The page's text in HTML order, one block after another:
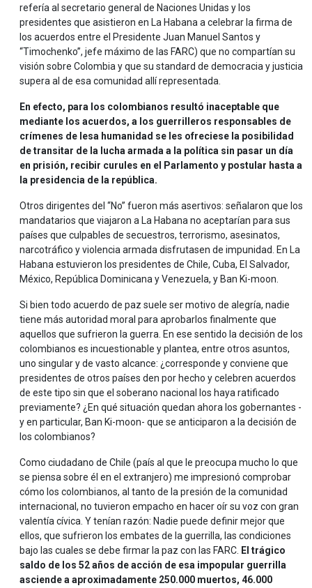
refería al secretario general de Naciones Unidas y los
presidentes que asistieron en La Habana a celebrar la firma de
los acuerdos entre el Presidente Juan Manuel Santos y
“Timochenko”, jefe máximo de las FARC) que no compartían su
visión sobre Colombia y que su standard de democracia y justicia
supera al de esa comunidad allí representada.
En efecto, para los colombianos resultó inaceptable que
mediante los acuerdos, a los guerrilleros responsables de
crímenes de lesa humanidad se les ofreciese la posibilidad
de transitar de la lucha armada a la política sin pasar un día
en prisión, recibir curules en el Parlamento y postular hasta a
la presidencia de la república.
Otros dirigentes del “No” fueron más asertivos: señalaron que los
mandatarios que viajaron a La Habana no aceptarían para sus
países que culpables de secuestros, terrorismo, asesinatos,
narcotráfico y violencia armada disfrutasen de impunidad. En La
Habana estuvieron los presidentes de Chile, Cuba, El Salvador,
México, República Dominicana y Venezuela, y Ban Ki-moon.
Si bien todo acuerdo de paz suele ser motivo de alegría, nadie
tiene más autoridad moral para aprobarlos finalmente que
aquellos que sufrieron la guerra. En ese sentido la decisión de los
colombianos es incuestionable y plantea, entre otros asuntos,
uno singular y de vasto alcance: ¿corresponde y conviene que
presidentes de otros países den por hecho y celebren acuerdos
de este tipo sin que el soberano nacional los haya ratificado
previamente? ¿En qué situación quedan ahora los gobernantes -
y en particular, Ban Ki-moon- que se anticiparon a la decisión de
los colombianos?
Como ciudadano de Chile (país al que le preocupa mucho lo que
se piensa sobre él en el extranjero) me impresionó comprobar
cómo los colombianos, al tanto de la presión de la comunidad
internacional, no tuvieron empacho en hacer oír su voz con gran
valentía cívica. Y tenían razón: Nadie puede definir mejor que
ellos, que sufrieron los embates de la guerrilla, las condiciones
bajo las cuales se debe firmar la paz con las FARC. El trágico
saldo de los 52 años de acción de esa impopular guerrilla
asciende a aproximadamente 250.000 muertos, 46.000